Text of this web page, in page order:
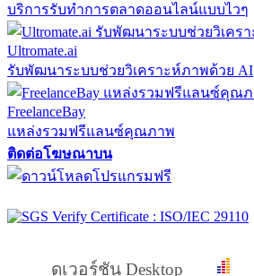
บริการรับทำการตลาดออนไลน์แบบไวๆ
Ultromate.ai
รับพัฒนาระบบช่วยวิเคราะห์ภาพด้วย AI
FreelanceBay
แหล่งรวมฟรีแลนซ์คุณภาพ
ติดต่อโฆษณาบน
ดูเวอร์ชัน Desktop